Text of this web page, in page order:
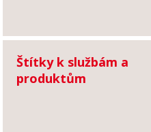
Štítky k službám a
produktům